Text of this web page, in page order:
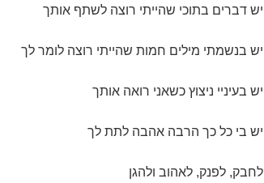
יש דברים בתוכי שהייתי רוצה לשתף אותך
יש בנשמתי מילים חמות שהייתי רוצה לומר לך
יש בעיניי ניצוץ כשאני רואה אותך
יש בי כל כך הרבה אהבה לתת לך
לחבק, לפנק, לאהוב ולהגן